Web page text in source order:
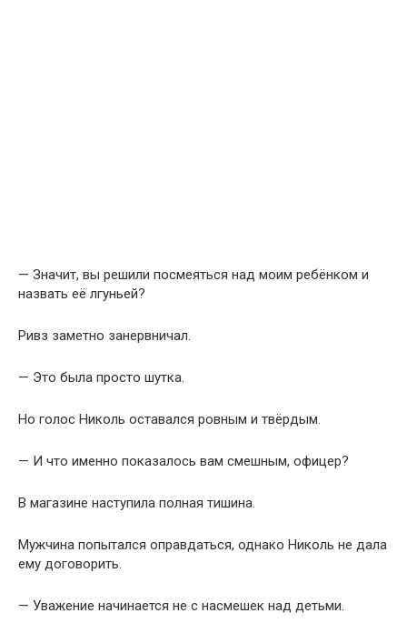
— Значит, вы решили посмеяться над моим ребёнком и
назвать её лгуньей?
Ривз заметно занервничал.
— Это была просто шутка.
Но голос Николь оставался ровным и твёрдым.
— И что именно показалось вам смешным, офицер?
В магазине наступила полная тишина.
Мужчина попытался оправдаться, однако Николь не дала
ему договорить.
— Уважение начинается не с насмешек над детьми.